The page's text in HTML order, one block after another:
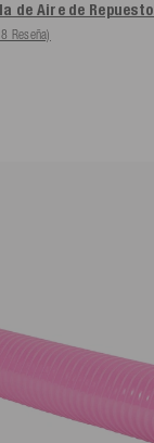
de Aire de Repuesto
Reseña)